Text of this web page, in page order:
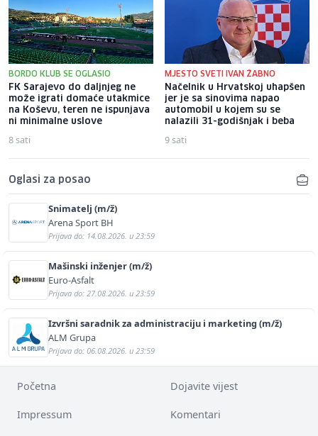
BORDO KLUB SE OGLASIO
FK Sarajevo do daljnjeg ne
može igrati domaće utakmice
na Koševu, teren ne ispunjava
ni minimalne uslove
8 sati
MJESTO SVETI IVAN ŽABNO
Načelnik u Hrvatskoj uhapšen
jer je sa sinovima napao
automobil u kojem su se
nalazili 31-godišnjak i beba
9 sati
Oglasi za posao
Snimatelj (m/ž)
Arena Sport BH
Prijava do: 14.08.2026. u 23:59
Mašinski inženjer (m/ž)
Euro-Asfalt
Prijava do: 27.08.2026. u 23:59
Izvršni saradnik za administraciju i marketing (m/ž)
ALM Grupa
Prijava do: 06.08.2026. u 23:59
Početna Dojavite vijest
Impressum Komentari